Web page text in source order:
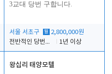
3교대 당번 구합니다.
서울 서초구 월 2,800,000원
전반적인 당번업무
1년 이상
왕십리 태양모텔